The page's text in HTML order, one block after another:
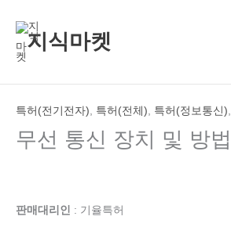
건
지식마켓
특허(전기전자), 특허(전체), 특허(정보통신),
무선 통신 장치 및 방법
판매대리인 : 기율특허